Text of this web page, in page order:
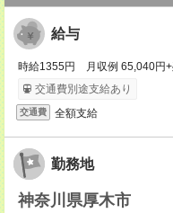
給与
時給1355円 月収例 65,040円+
交通費別途支給あり
交通費 全額支給
勤務地
神奈川県厚木市